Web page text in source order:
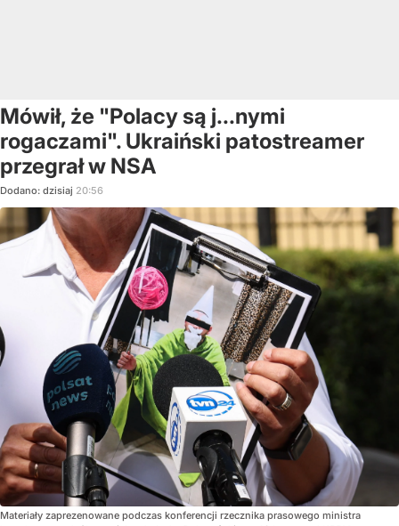
Mówił, że "Polacy są j...nymi
rogaczami". Ukraiński patostreamer
przegrał w NSA
Dodano: dzisiaj 20:56
Materiały zaprezenowane podczas konferencji rzecznika prasowego ministra